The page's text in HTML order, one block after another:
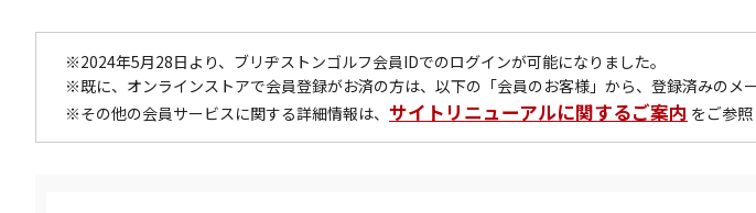
※2024年5月28日より、ブリヂストンゴルフ会員IDでのログインが可能になりました。
※既に、オンラインストアで会員登録がお済の方は、以下の「会員のお客様」から、登録済みのメ
※その他の会員サービスに関する詳細情報は、 サイトリニューアルに関するご案内 をご参照